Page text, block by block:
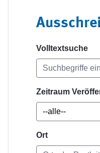
Volltextsuche
Zeitraum
Ort